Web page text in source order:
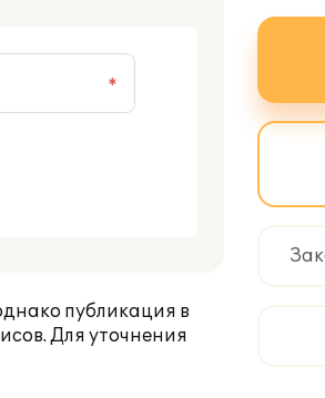
*
публикация в
Для уточнения